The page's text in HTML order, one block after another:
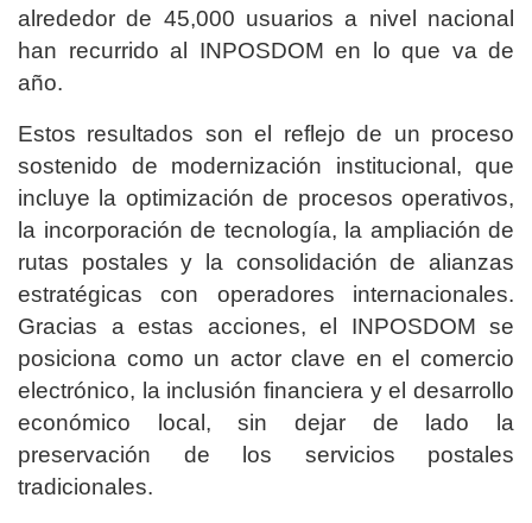
alrededor de 45,000 usuarios a nivel nacional
han recurrido al INPOSDOM en lo que va de
año.
Estos resultados son el reflejo de un proceso
sostenido de modernización institucional, que
incluye la optimización de procesos operativos,
la incorporación de tecnología, la ampliación de
rutas postales y la consolidación de alianzas
estratégicas con operadores internacionales.
Gracias a estas acciones, el INPOSDOM se
posiciona como un actor clave en el comercio
electrónico, la inclusión financiera y el desarrollo
económico local, sin dejar de lado la
preservación de los servicios postales
tradicionales.